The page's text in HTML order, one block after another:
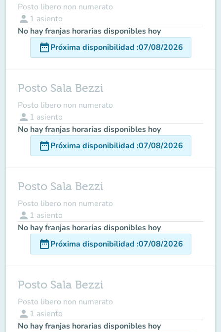
Posto libero non numerato
person 1 asiento
No hay franjas horarias disponibles hoy
date_rangePróxima disponibilidad :07/08/2026
Posto Sala Bezzi
Posto libero non numerato
person 1 asiento
No hay franjas horarias disponibles hoy
date_rangePróxima disponibilidad :07/08/2026
Posto Sala Bezzi
Posto libero non numerato
person 1 asiento
No hay franjas horarias disponibles hoy
date_rangePróxima disponibilidad :07/08/2026
Posto Sala Bezzi
Posto libero non numerato
person 1 asiento
No hay franjas horarias disponibles hoy